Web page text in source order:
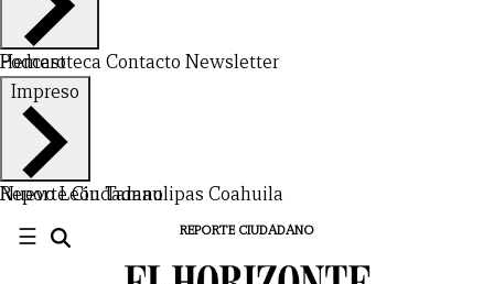
Hemeroteca Contacto Newsletter
Podcast
Impreso
Nuevo LeónTamaulipas Coahuila
Reporte Ciudadano
☰ REPORTE CIUDADANO